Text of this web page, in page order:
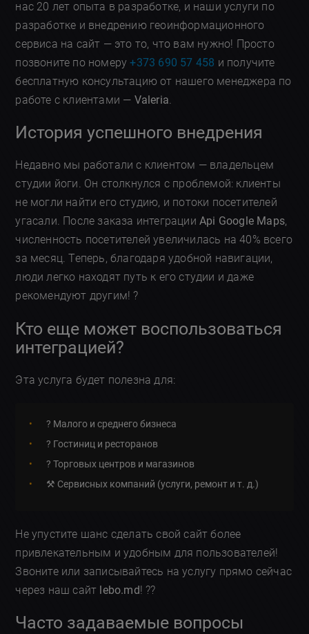
нас 20 лет опыта в разработке, и наши услуги по
разработке и внедрению геоинформационного
сервиса на сайт — это то, что вам нужно! Просто
позвоните по номеру+373 690 57 458 и получите
бесплатную консультацию от нашего менеджера по
работе с клиентами — Valeria
История успешного внедрения
Недавно мы работали с клиентом — владельцем
студии йоги. Он столкнулся с проблемой: клиенты
не могли найти его студию, и потоки посетителей
угасали. После заказа интеграцииApi Google Maps,
численность посетителей увеличилась на 40% всего
за месяц. Теперь, благодаря удобной навигации,
люди легко находят путь к его студии и даже
рекомендуют другим! ?
Кто еще может воспользоваться
интеграцией?
Эта услуга будет полезна для:
? Малого и среднего бизнеса
? Гостиниц и ресторанов
? Торговых центров и магазинов
⚒️ Сервисных компаний (услуги, ремонт и т. д.)
Не упустите шанс сделать свой сайт более
привлекательным и удобным для пользователей!
Звоните или записывайтесь на услугу прямо сейчас
через наш сайт lebo.md! ??
Часто задаваемые вопросы